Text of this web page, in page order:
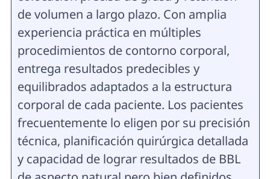
de volumen a largo plazo. Con amplia
experiencia práctica en múltiples
procedimientos de contorno corporal,
entrega resultados predecibles y
equilibrados adaptados a la estructura
corporal de cada paciente. Los pacientes
frecuentemente lo eligen por su precisión
técnica, planificación quirúrgica detallada
y capacidad de lograr resultados de BBL